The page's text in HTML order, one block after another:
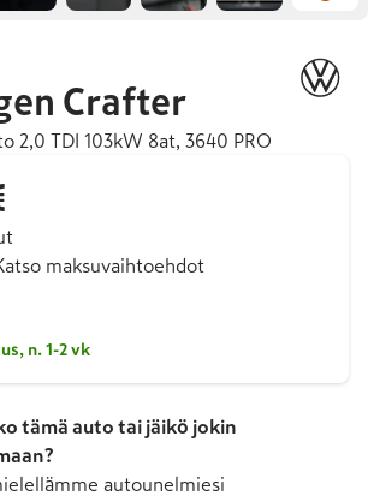
Crafter
2,0 TDI 103kW 8at, 3640 PRO
maksuvaihtoehdot
n. 1-2 vk
tämä auto tai jäikö jokin
autounelmiesi